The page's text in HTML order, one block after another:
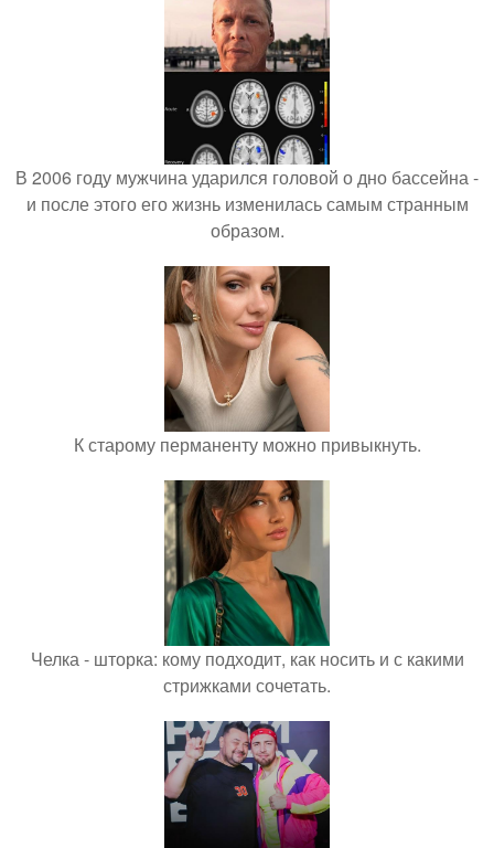
В 2006 году мужчина ударился головой о дно бассейна -
и после этого его жизнь изменилась самым странным
образом.
К старому перманенту можно привыкнуть.
Челка - шторка: кому подходит, как носить и с какими
стрижками сочетать.